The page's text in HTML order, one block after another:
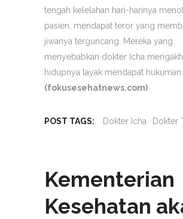
tengah kelelahan hari-harinya
pasien, mendapat teror yang
jiwanya terguncang. Mereka yang
menyebabkan dokter Icha
hidupnya layak mendapat hukuman
(fokusesehatnews.com)
POST TAGS: Dokter Icha Dokter
Kementerian
Kesehatan